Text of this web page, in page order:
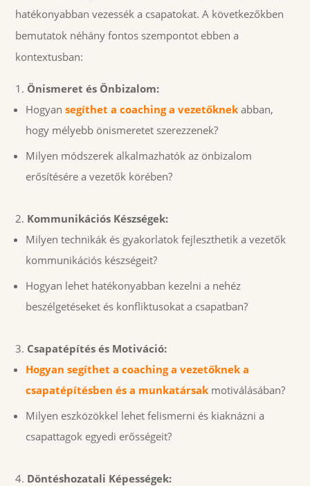
hatékonyabban vezessék a csapatokat. A következőkben
bemutatok néhány fontos szempontot ebben a
kontextusban:
Önismeret és Önbizalom:
Hogyansegíthet a coaching a vezetőknek abban,
hogy mélyebb önismeretet szerezzenek?
Milyen módszerek alkalmazhatók az önbizalom
erősítésére a vezetők körében?
Kommunikációs Készségek:
Milyen technikák és gyakorlatok fejleszthetik a vezetők
kommunikációs készségeit?
Hogyan lehet hatékonyabban kezelni a nehéz
beszélgetéseket és konfliktusokat a csapatban?
Csapatépítés és Motiváció:
Hogyan segíthet a coaching a vezetőknek a
csapatépítésben és a munkatársak motiválásában?
Milyen eszközökkel lehet felismerni és kiaknázni a
csapattagok egyedi erősségeit?
Döntéshozatali Képességek: